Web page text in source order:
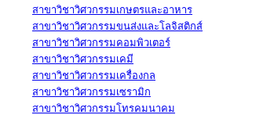
สาขาวิชาวิศวกรรมเกษตรและอาหาร
สาขาวิชาวิศวกรรมขนส่งและโลจิสติกส์
สาขาวิชาวิศวกรรมคอมพิวเตอร์
สาขาวิชาวิศวกรรมเคมี
สาขาวิชาวิศวกรรมเครื่องกล
สาขาวิชาวิศวกรรมเซรามิก
สาขาวิชาวิศวกรรมโทรคมนาคม